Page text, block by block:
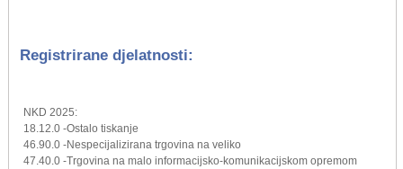
Registrirane djelatnosti:
NKD 2025:
18.12.0 -Ostalo tiskanje
46.90.0 -Nespecijalizirana trgovina na veliko
47.40.0 -Trgovina na malo informacijsko-komunikacijskom opremom